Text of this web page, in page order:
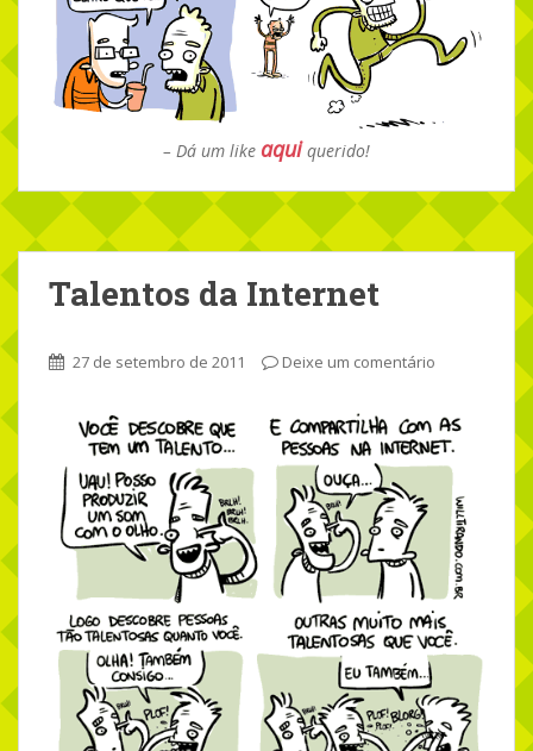
– Dá um like aquiquerido!
Talentos da Internet
27 de setembro de 2011 Deixe um comentário